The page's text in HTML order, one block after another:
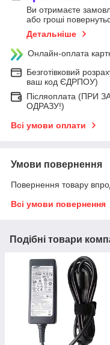
Ви отримаєте
або гроші
Детальніше
Онлайн-оплата
Безготівковий
ваш код ЄДРПОУ)
Післяоплата (ПРИ
ОДРАЗУ!)
Всі умови оплати
Умови повернення
Повернення товару
Всі умови повернення
Подібні товари